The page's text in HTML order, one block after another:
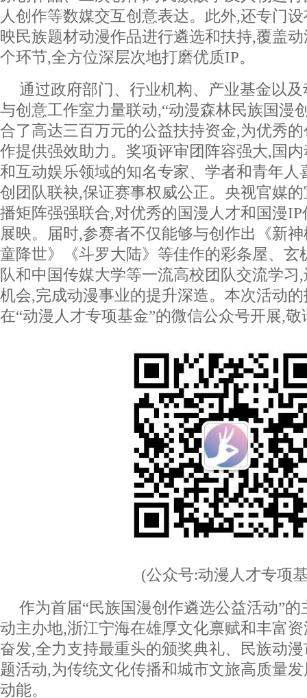
人创作等数媒交互创意表达。此外,还专门
映民族题材动漫作品进行遴选和扶持,覆盖
个环节,全方位深层次地打磨优质IP。
通过政府部门、行业机构、产业基金以
与创意工作室力量联动,“动漫森林民族国漫
合了高达三百万元的公益扶持资金,为优秀
作提供强效助力。奖项评审团阵容强大,国
和互动娱乐领域的知名专家、学者和青年人
创团队联袂,保证赛事权威公正。央视官媒
播矩阵强强联合,对优秀的国漫人才和国漫
展映。届时,参赛者不仅能够与创作出《新
童降世》《斗罗大陆》等佳作的彩条屋、玄
队和中国传媒大学等一流高校团队交流学习
机会,完成动漫事业的提升深造。本次活动
在“动漫人才专项基金”的微信公众号开展,敬
(公众号:动漫人才专项
作为首届“民族国漫创作遴选公益活动”
动主办地,浙江宁海在雄厚文化禀赋和丰富
奋发,全力支持最重头的颁奖典礼、民族动
题活动,为传统文化传播和城市文旅高质量
动能。